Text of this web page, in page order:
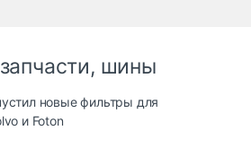
шины
новые фильтры для
и Foton